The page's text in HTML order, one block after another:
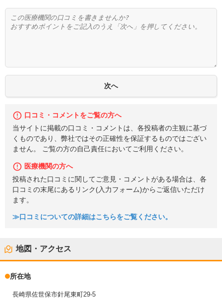
口コミ・コメントをご覧の方へ
当サイトに掲載の口コミ・コメントは、各投稿者の主観に基づ
くものであり、弊社ではその正確性を保証するものではござい
ません。 ご覧の方の自己責任においてご利用ください。
医療機関の方へ
投稿された口コミに関してご意見・コメントがある場合は、各
口コミの末尾にあるリンク(入力フォーム)からご返信いただけ
ます。
≫口コミについての詳細はこちらをご覧ください。
地図・アクセス
所在地
長崎県佐世保市針尾東町29-5